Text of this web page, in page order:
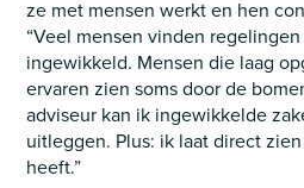
ze met mensen werkt en hen
“Veel mensen vinden
ingewikkeld. Mensen die laag
ervaren zien soms door de
adviseur kan ik ingewikkelde
uitleggen. Plus: ik laat direct
heeft.”